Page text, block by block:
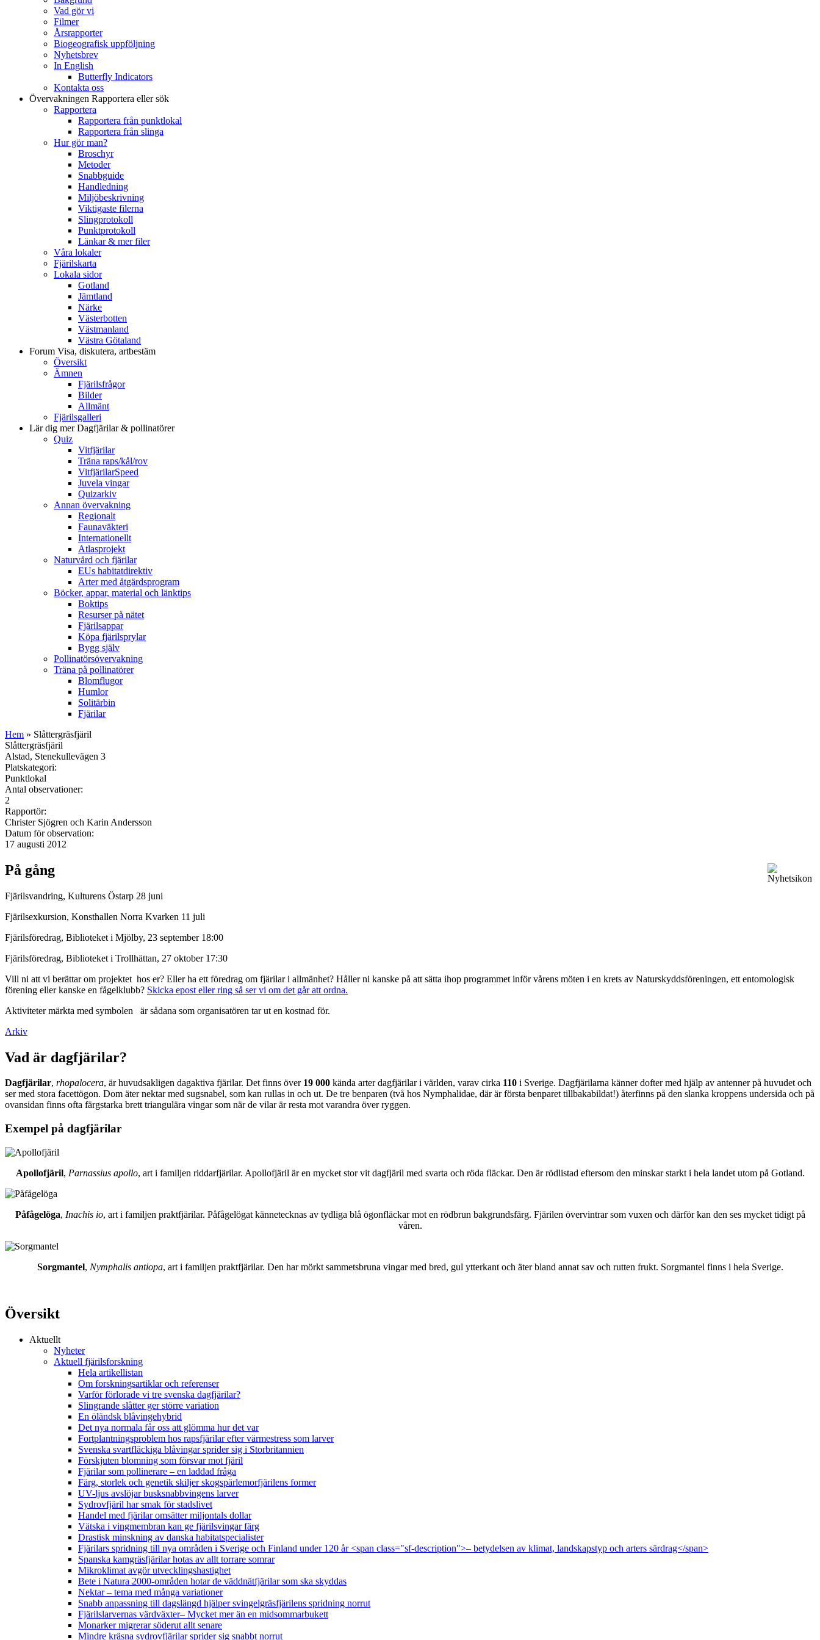
Vad gör vi
Filmer
Årsrapporter
Biogeografisk uppföljning
Nyhetsbrev
In English
Butterfly Indicators
Kontakta oss
Övervakningen Rapportera eller sök
Rapportera
Rapportera från punktlokal
Rapportera från slinga
Hur gör man?
Broschyr
Metoder
Snabbguide
Handledning
Miljöbeskrivning
Viktigaste filerna
Slingprotokoll
Punktprotokoll
Länkar & mer filer
Våra lokaler
Fjärilskarta
Lokala sidor
Gotland
Jämtland
Närke
Västerbotten
Västmanland
Västra Götaland
Forum Visa, diskutera, artbestäm
Översikt
Ämnen
Fjärilsfrågor
Bilder
Allmänt
Fjärilsgalleri
Lär dig merDagfjärilar & pollinatörer
Quiz
Vitfjärilar
Träna raps/kål/rov
VitfjärilarSpeed
Juvela vingar
Quizarkiv
Annan övervakning
Regionalt
Faunaväkteri
Internationellt
Atlasprojekt
Naturvård och fjärilar
EUs habitatdirektiv
Arter med åtgärdsprogram
Böcker, appar, material och länktips
Boktips
Resurser på nätet
Fjärilsappar
Köpa fjärilsprylar
Bygg själv
Pollinatörsövervakning
Träna på pollinatörer
Blomflugor
Humlor
Solitärbin
Fjärilar
Hem » Slåttergräsfjäril
Slåttergräsfjäril
Alstad, Stenekullevägen 3
Platskategori:
Punktlokal
Antal observationer:
2
Rapportör:
Christer Sjögren och Karin Andersson
Datum för observation:
17 augusti 2012
På gång
Fjärilsvandring, Kulturens Östarp 28 juni
Fjärilsexkursion, Konsthallen Norra Kvarken 11 juli
Fjärilsföredrag, Biblioteket i Mjölby, 23 september 18:00
Fjärilsföredrag, Biblioteket i Trollhättan, 27 oktober 17:30
Vill ni att vi berättar om projektet hos er? Eller ha ett föredrag om fjärilar i allmänhet? Håller ni kanske på att sätta ihop programmet inför vårens möten i en krets av Naturskyddsföreningen, ett entomologisk
förening eller kanske en fågelklubb? Skicka epost eller ring så ser vi om det går att ordna.
Aktiviteter märkta med symbolen
är sådana som organisatören tar ut en kostnad för.
Arkiv
Vad är dagfjärilar?
Dagfjärilar, rhopalocera, är huvudsakligen dagaktiva fjärilar. Det finns över 19 000 kända arter dagfjärilar i världen, varav cirka 110 i Sverige. Dagfjärilarna känner dofter med hjälp av antenner på huvudet och
ser med stora facettögon. Dom äter nektar med sugsnabel, som kan rullas in och ut. De tre benparen (två hos Nymphalidae, där är första benparet tillbakabildat!) återfinns på den slanka kroppens undersida och på
ovansidan finns ofta färgstarka brett triangulära vingar som när de vilar är resta mot varandra över ryggen.
Exempel på dagfjärilar
Apollofjäril, Parnassius apollo, art i familjen riddarfjärilar. Apollofjäril är en mycket stor vit dagfjäril med svarta och röda fläckar. Den är rödlistad eftersom den minskar starkt i hela landet utom på Gotland.
Påfågelöga, Inachis io, art i familjen praktfjärilar. Påfågelögat kännetecknas av tydliga blå ögonfläckar mot en rödbrun bakgrundsfärg. Fjärilen övervintrar som vuxen och därför kan den ses mycket tidigt på
våren.
Sorgmantel, Nymphalis antiopa, art i familjen praktfjärilar. Den har mörkt sammetsbruna vingar med bred, gul ytterkant och äter bland annat sav och rutten frukt. Sorgmantel finns i hela Sverige.
Översikt
Aktuellt
Nyheter
Aktuell fjärilsforskning
Hela artikellistan
Om forskningsartiklar och referenser
Varför förlorade vi tre svenska dagfjärilar?
Slingrande slåtter ger större variation
En öländsk blåvingehybrid
Det nya normala får oss att glömma hur det var
Fortplantningsproblem hos rapsfjärilar efter värmestress som larver
Svenska svartfläckiga blåvingar sprider sig i Storbritannien
Förskjuten blomning som försvar mot fjäril
Fjärilar som pollinerare – en laddad fråga
Färg, storlek och genetik skiljer skogspärlemorfjärilens former
UV-ljus avslöjar busksnabbvingens larver
Sydrovfjäril har smak för stadslivet
Handel med fjärilar omsätter miljontals dollar
Vätska i vingmembran kan ge fjärilsvingar färg
Drastisk minskning av danska habitatspecialister
Fjärilars spridning till nya områden i Sverige och Finland under 120 år <span class="sf-description">– betydelsen av klimat, landskapstyp och arters särdrag</span>
Spanska kamgräsfjärilar hotas av allt torrare somrar
Mikroklimat avgör utvecklingshastighet
Bete i Natura 2000-områden hotar de väddnätfjärilar som ska skyddas
Nektar – tema med många variationer
Snabb anpassning till dagslängd hjälper svingelgräsfjärilens spridning norrut
Fjärilslarvernas värdväxter– Mycket mer än en midsommarbukett
Monarker migrerar söderut allt senare
Mindre kräsna sydrovfjärilar sprider sig snabbt norrut